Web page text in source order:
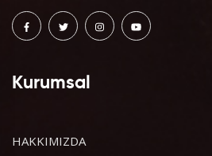
Kurumsal
HAKKIMIZDA